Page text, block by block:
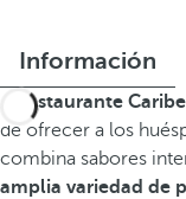
Información
restaurante Caribe
de ofrecer a los
combina sabores
amplia variedad de